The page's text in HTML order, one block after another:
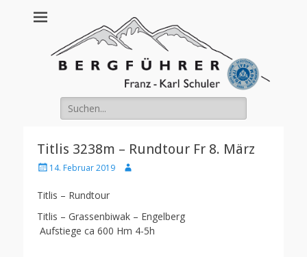
Franz Schuler
Suche
nach:
Titlis 3238m – Rundtour Fr 8. März
Posted14. Februar 2019 Author
Titlis – Rundtour
Titlis – Grassenbiwak – Engelberg
Aufstiege ca 600 Hm 4-5h